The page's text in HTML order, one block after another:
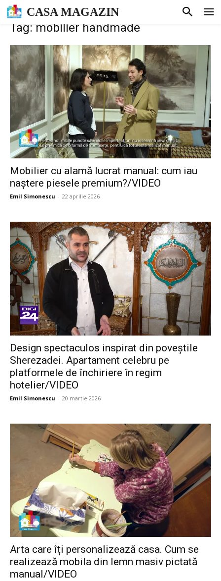
CASA MAGAZIN
Tag: mobilier handmade
Mobilier cu alamă lucrat manual: cum iau
naștere piesele premium?/VIDEO
Emil Simonescu - 22 aprilie 2026
Design spectaculos inspirat din poveștile
Sherezadei. Apartament celebru pe
platformele de închiriere în regim
hotelier/VIDEO
Emil Simonescu - 20 martie 2026
Arta care îți personalizează casa. Cum se
realizează mobila din lemn masiv pictată
manual/VIDEO